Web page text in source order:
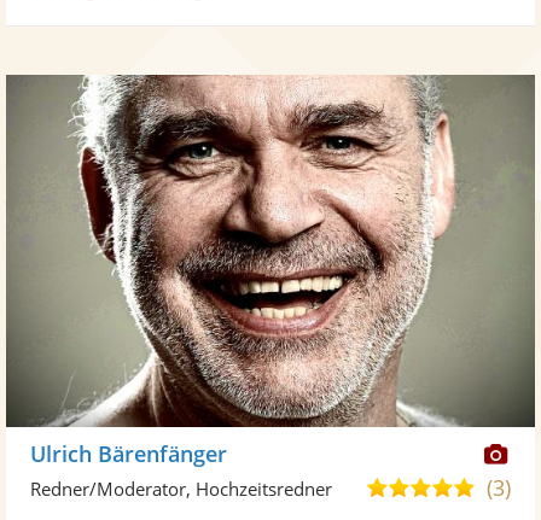
Ulrich Bärenfänger
4,8(3)
Redner/Moderator, Hochzeitsredner